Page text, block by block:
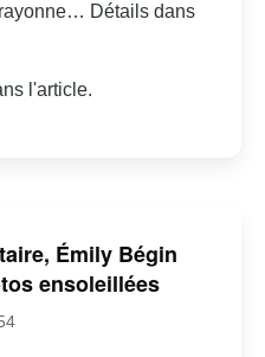
Détails dans
l'article.
Émily Bégin
ensoleillées